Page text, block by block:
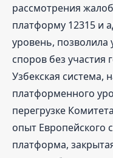
рассмотрения
платформу 12315 и
уровень, позволила
споров без участия
Узбекская система,
платформенного
перегрузке
опыт Европейского
платформа,